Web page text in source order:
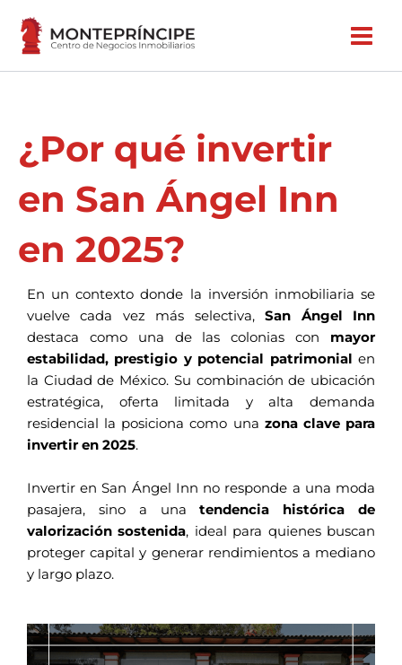
contenido
¿Por qué invertir
en San Ángel Inn
en 2025?
En un contexto donde la inversión inmobiliaria se
vuelve cada vez más selectiva,San Ángel Inn
destaca como una de las colonias con mayor
estabilidad, prestigio y potencial patrimonial
en
la Ciudad de México. Su combinación de ubicación
estratégica, oferta limitada y alta demanda
residencial la posiciona como una zona clave para
invertir en 2025.
Invertir en San Ángel Inn no responde a una moda
pasajera, sino a unatendencia histórica de
valorización sostenida, ideal para quienes buscan
proteger capital y generar rendimientos a mediano
y largo plazo.